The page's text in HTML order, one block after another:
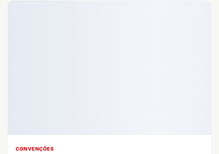
CONVENÇÕES